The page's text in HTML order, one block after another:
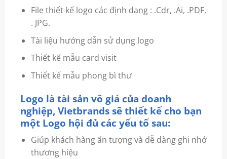
File thiết kế logo các định dạng : .Cdr, .Ai, .PDF,
. JPG.
Tài liệu hướng dẫn sử dụng logo
Thiết kế mẫu card visit
Thiết kế mẫu phong bì thư
Logo là tài sản vô giá của doanh
nghiệp, Vietbrands sẽ thiết kế cho bạn
một Logo hội đủ các yếu tố sau:
Giúp khách hàng ấn tượng và dễ dàng ghi nhớ
thương hiệu